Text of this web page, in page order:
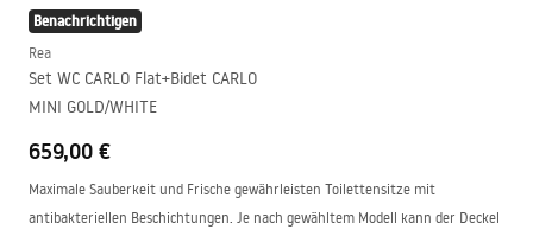
Benachrichtigen
Rea
Set WC CARLO Flat+Bidet CARLO
MINI GOLD/WHITE
659,00 €
Maximale Sauberkeit und Frische gewährleisten Toilettensitze mit
antibakteriellen Beschichtungen. Je nach gewähltem Modell kann der Deckel